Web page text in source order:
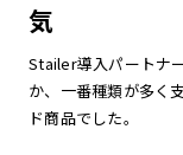
気
Stailer導入パートナ
か、一番種類が多く
ド商品でした。